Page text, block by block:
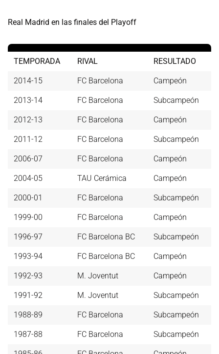
Real Madrid en las finales del Playoff
TEMPORADA RIVAL RESULTADO
2014-15 FC Barcelona Campeón
2013-14 FC Barcelona Subcampeón
2012-13 FC Barcelona Campeón
2011-12 FC Barcelona Subcampeón
2006-07 FC Barcelona Campeón
2004-05 TAU Cerámica Campeón
2000-01 FC Barcelona Subcampeón
1999-00 FC Barcelona Campeón
1996-97 FC Barcelona BC Subcampeón
1993-94 FC Barcelona BC Campeón
1992-93 M. Joventut Campeón
1991-92 M. Joventut Subcampeón
1988-89 FC Barcelona Subcampeón
1987-88 FC Barcelona Subcampeón